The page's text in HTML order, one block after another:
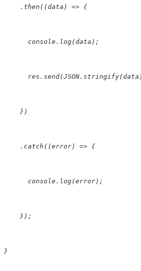
    .then((data)
=> {
      console.log(data);
      res.
send
    })
    .catch((
error) => {
      console.log(
error) ;
    });
}